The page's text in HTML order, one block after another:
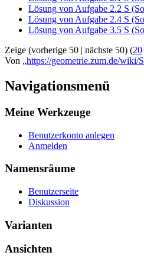
Lösung von Aufgabe 2.2 S
Lösung von Aufgabe 2.4 S
Lösung von Aufgabe 3.5 S
Zeige (vorherige 50 | nächste 50) (20
Von „https://geometrie.zum.de/wiki/
Navigationsmenü
Meine Werkzeuge
Benutzerkonto anlegen
Anmelden
Namensräume
Benutzerseite
Diskussion
Varianten
Ansichten